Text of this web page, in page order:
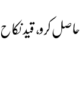
کرو، قید نکاح